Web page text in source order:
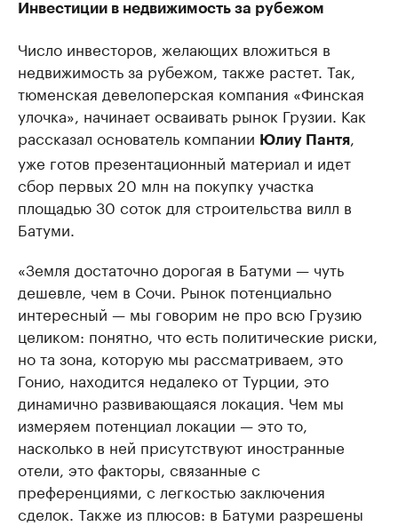
Инвестиции в недвижимость за рубежом
Число инвесторов, желающих вложиться в
недвижимость за рубежом, также растет. Так,
тюменская девелоперская компания «Финская
улочка», начинает осваивать рынок Грузии. Как
рассказал основатель компании Юлиу Пантя
уже готов презентационный материал и идет
сбор первых 20 млн на покупку участка
площадью 30 соток для строительства вилл в
Батуми.
«Земля достаточно дорогая в Батуми — чуть
дешевле, чем в Сочи. Рынок потенциально
интересный — мы говорим не про всю Грузию
целиком: понятно, что есть политические риски,
но та зона, которую мы рассматриваем, это
Гонио, находится недалеко от Турции, это
динамично развивающаяся локация. Чем мы
измеряем потенциал локации — это то,
насколько в ней присутствуют иностранные
отели, это факторы, связанные с
преференциями, с легкостью заключения
сделок. Также из плюсов: в Батуми разрешены